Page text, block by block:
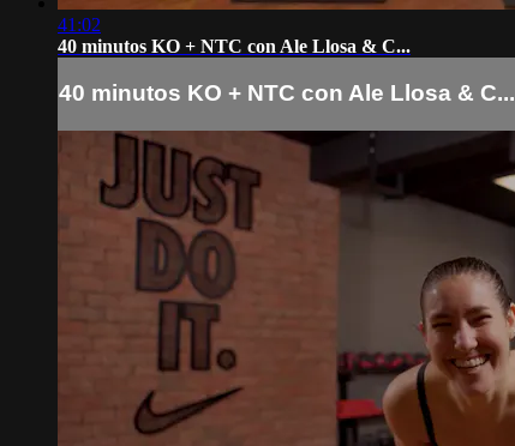
41:02
40 minutos KO + NTC con Ale Llosa & C...
40 minutos KO + NTC con Ale Llosa & C...